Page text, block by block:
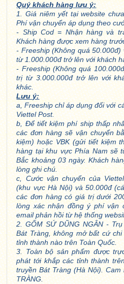
Quý khách hàng lưu ý:
1. Giá niêm yết tại website
Phí vận chuyển áp dụng theo
- Ship Cod = Nhận hàng và
Khách hàng được xem hàng
- Freeship (Không quá
từ 1.000.000đ trở lên với khách
- Freeship (Không quá
trị từ 3.000.000đ trở lên với
khác.
Lưu ý:
a, Freeship chỉ áp dụng đối với
Viettel Post.
b, Để tiết kiệm phí ship thấp
các đơn hàng sẽ vận chuyển
kiệm) hoặc VBK (gửi tiết kiệm
hàng tại khu vực Phía Nam sẽ
Bắc khoảng 03 ngày. Khách
lòng ghi chú.
c, Cước vận chuyển của
(khu vực Hà Nội) và 50.000đ
các đơn hàng có giá trị dưới
lòng xác nhận đồng ý phí vận
email phản hồi từ hệ thống
2. GỐM SỨ DŨNG NGÂN -
Bát Tràng, không mở bất cứ
tỉnh thành nào trên Toàn Quốc.
3. Toàn bộ sản phẩm được
phát tới khắp các tỉnh thành
truyền Bát Tràng (Hà Nội).
TRÀNG.